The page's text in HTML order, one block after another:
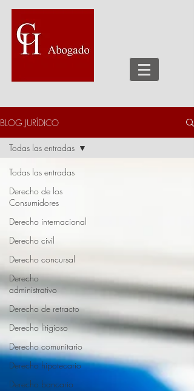
BLOG JURÍDICO
Todas las entradas
Derecho de los
Consumidores
Derecho internacional
Derecho civil
Derecho concursal
Derecho
administrativo
Derecho de retracto
Derecho litigioso
Derecho comunitario
Derecho hipotecario
Derecho bancario
Todas las entradas